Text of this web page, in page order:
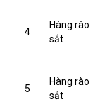
4
Hàng rào
sắt
5
Hàng rào
sắt